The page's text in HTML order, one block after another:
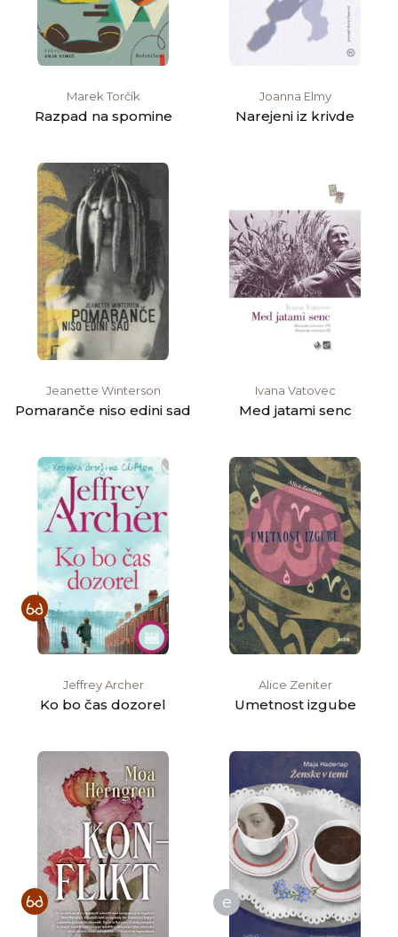
Marek Torčík
Razpad na spomine
Joanna Elmy
Narejeni iz krivde
Jeanette Winterson
Pomaranče niso edini sad
Ivana Vatovec
Med jatami senc
Jeffrey Archer
Ko bo čas dozorel
Alice Zeniter
Umetnost izgube
e